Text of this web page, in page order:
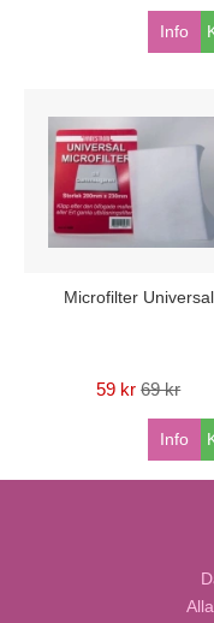
Info
Microfilter Universal
59 kr 69 kr
Info